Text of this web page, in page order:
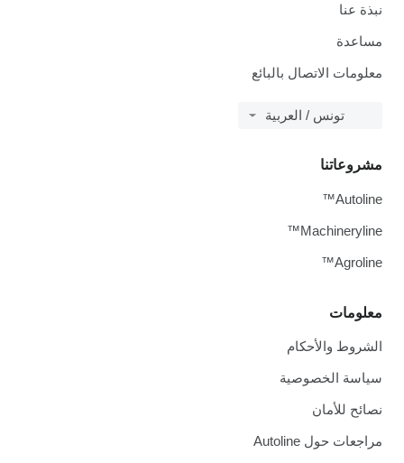
نبذة عنا
مساعدة
معلومات الاتصال بالبائع
تونس / العربية
معلومات
الشروط والأحكام
سياسة الخصوصية
نصائح للأمان
مراجعات حول Autoline
مشروعاتنا
Autoline™
Machineryline™
Agroline™